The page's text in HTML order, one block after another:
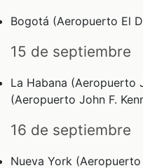
Bogotá (Aeropuerto El
15 de septiembre
La Habana (Aeropuerto
(Aeropuerto John F.
16 de septiembre
Nueva York